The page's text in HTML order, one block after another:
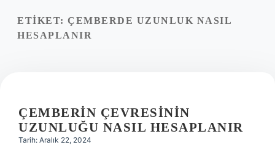
Yasal Uyarı
ETIKET: ÇEMBERDE UZUNLUK NASIL
HESAPLANIR
ÇEMBERIN ÇEVRESININ
UZUNLUĞU NASIL HESAPLANIR
Tarih: Aralık 22, 2024